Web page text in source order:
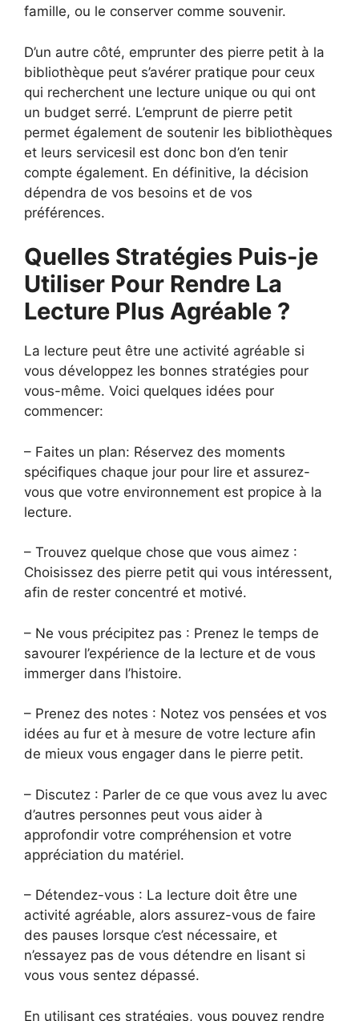
famille, ou le conserver comme souvenir.
D’un autre côté, emprunter des pierre petit à la
bibliothèque peut s’avérer pratique pour ceux
qui recherchent une lecture unique ou qui ont
un budget serré. L’emprunt de pierre petit
permet également de soutenir les bibliothèques
et leurs servicesil est donc bon d’en tenir
compte également. En définitive, la décision
dépendra de vos besoins et de vos
préférences.
Quelles Stratégies Puis-je
Utiliser Pour Rendre La
Lecture Plus Agréable ?
La lecture peut être une activité agréable si
vous développez les bonnes stratégies pour
vous-même. Voici quelques idées pour
commencer:
– Faites un plan: Réservez des moments
spécifiques chaque jour pour lire et assurez-
vous que votre environnement est propice à la
lecture.
– Trouvez quelque chose que vous aimez :
Choisissez des pierre petit qui vous intéressent,
afin de rester concentré et motivé.
– Ne vous précipitez pas : Prenez le temps de
savourer l’expérience de la lecture et de vous
immerger dans l’histoire.
– Prenez des notes : Notez vos pensées et vos
idées au fur et à mesure de votre lecture afin
de mieux vous engager dans le pierre petit.
– Discutez : Parler de ce que vous avez lu avec
d’autres personnes peut vous aider à
approfondir votre compréhension et votre
appréciation du matériel.
– Détendez-vous : La lecture doit être une
activité agréable, alors assurez-vous de faire
des pauses lorsque c’est nécessaire, et
n’essayez pas de vous détendre en lisant si
vous vous sentez dépassé.
En utilisant ces stratégies, vous pouvez rendre